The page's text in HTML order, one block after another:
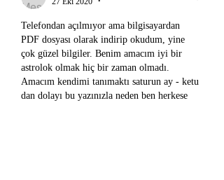
Telefondan açılmıyor ama bilgisayardan
PDF dosyası olarak indirip okudum, yine
çok güzel bilgiler. Benim amacım iyi bir
astrolok olmak hiç bir zaman olmadı.
Amacım kendimi tanımaktı saturun ay - ketu
dan dolayı bu yazınızla neden ben herkese